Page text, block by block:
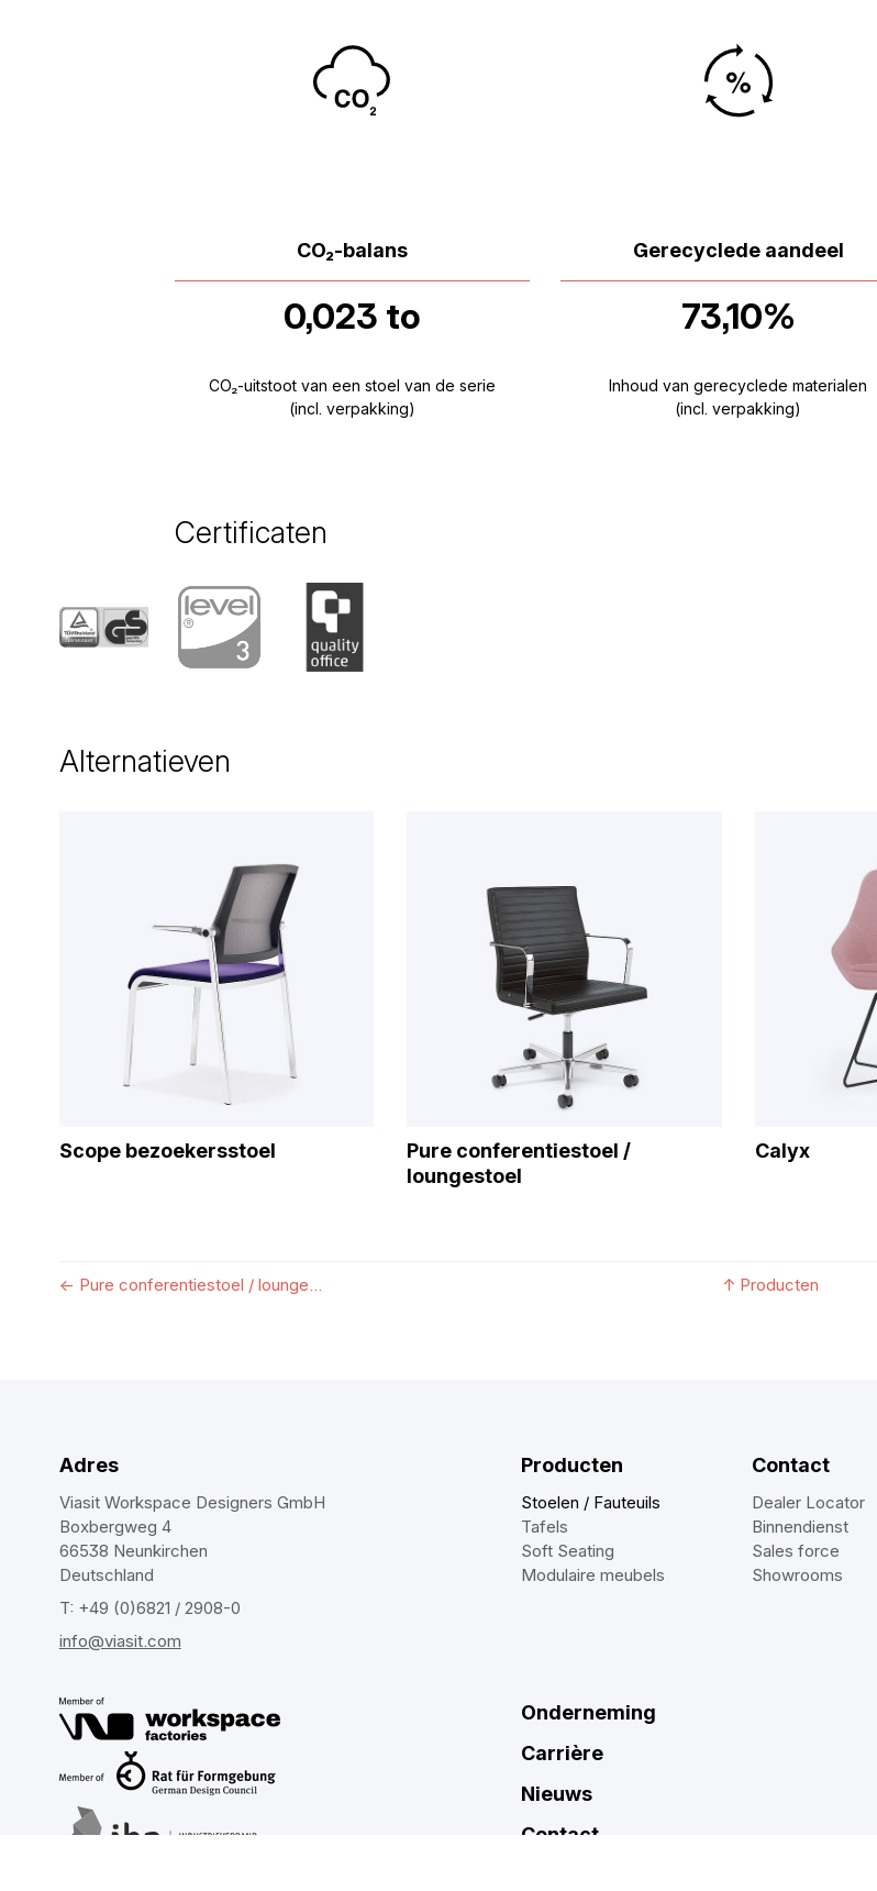
CO₂-balans
0,023 to
CO₂-uitstoot van een stoel van de serie
(incl. verpakking)
Gerecyclede aandeel
73,10%
Inhoud van gerecyclede materialen
(incl. verpakking)
Certificaten
Alternatieven
Scope bezoekersstoel
Pure conferentiestoel /
loungestoel
Calyx
← Pure conferentiestoel / lounge... ↑ Producten
Adres
Viasit Workspace Designers GmbH
Boxbergweg 4
66538 Neunkirchen
Deutschland
T: +49 (0)6821 / 2908-0
info@viasit.com
Producten
Stoelen / Fauteuils
Tafels
Soft Seating
Modulaire meubels
Contact
Dealer Locator
Binnendienst
Sales force
Showrooms
Onderneming
Carrière
Nieuws
Contact